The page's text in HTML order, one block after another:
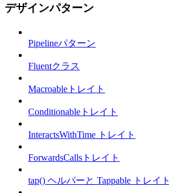
デザインパターン
Pipelineパターン
Fluentクラス
Macroableトレイト
Conditionableトレイト
InteractsWithTime トレイト
ForwardsCallsトレイト
tap() ヘルパーと Tappable トレイト